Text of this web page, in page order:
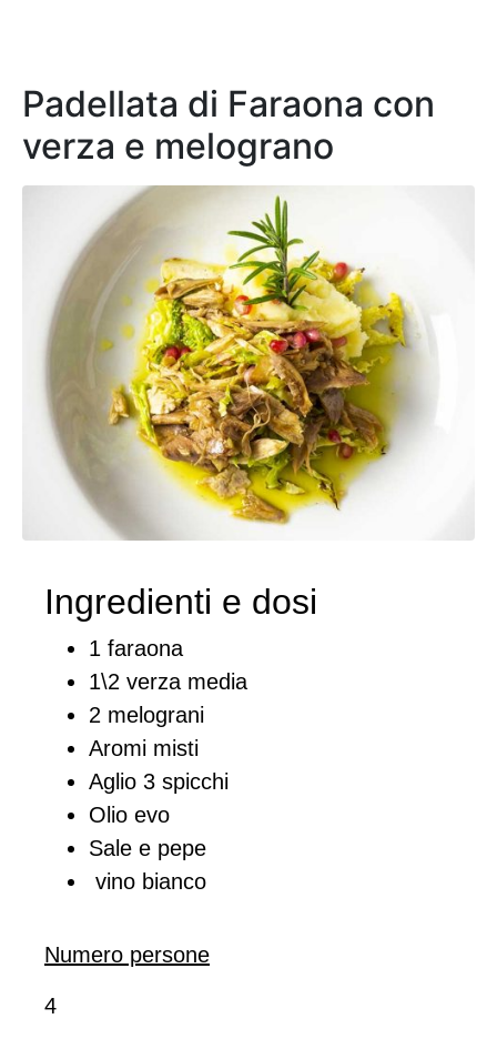
Padellata di Faraona con
verza e melograno
Ingredienti e dosi
1 faraona
1\2 verza media
2 melograni
Aromi misti
Aglio 3 spicchi
Olio evo
Sale e pepe
vino bianco
Numero persone
4